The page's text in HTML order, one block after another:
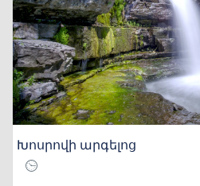
Խոսրովի արգելոց